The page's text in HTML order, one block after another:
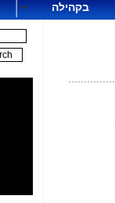
בקהילה